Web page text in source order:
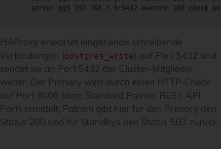
server pg3 192.168.1.3:5432 maxconn 100 check
HAProxy erwartet eingehende schreibende
Verbindungen (postgres_write) auf Port 5432 und
sendet sie an Port 5432 der Cluster-Mitglieder
weiter. Der Primary wird durch einen HTTP-Check
auf Port 8008 (dem Standard Patroni REST-API
Port) ermittelt; Patroni gibt hier für den Primary den
Status 200 und für Standbys den Status 503 zurück.